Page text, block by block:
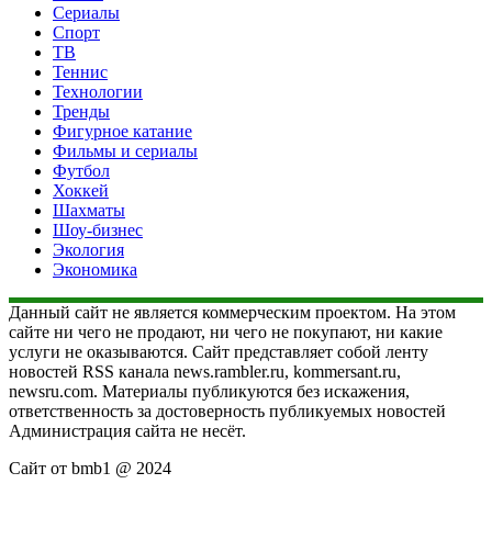
Сериалы
Спорт
ТВ
Теннис
Технологии
Тренды
Фигурное катание
Фильмы и сериалы
Футбол
Хоккей
Шахматы
Шоу-бизнес
Экология
Экономика
Данный сайт не является коммерческим проектом. На этом
сайте ни чего не продают, ни чего не покупают, ни какие
услуги не оказываются. Сайт представляет собой ленту
новостей RSS канала news.rambler.ru, kommersant.ru,
newsru.com. Материалы публикуются без искажения,
ответственность за достоверность публикуемых новостей
Администрация сайта не несёт.
Сайт от bmb1 @ 2024